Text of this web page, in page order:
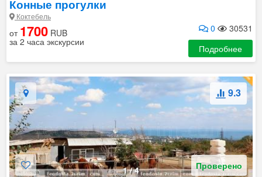
Конные прогулки
Коктебель
0 30531
от 1700 RUB
за 2 часа экскурсии
Подробнее
1/4
9.3
Проверено